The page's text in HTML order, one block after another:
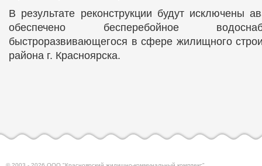
В результате реконструкции будут исключены
обеспечено бесперебойное
быстроразвивающегося в сфере жилищного
района г. Красноярска.